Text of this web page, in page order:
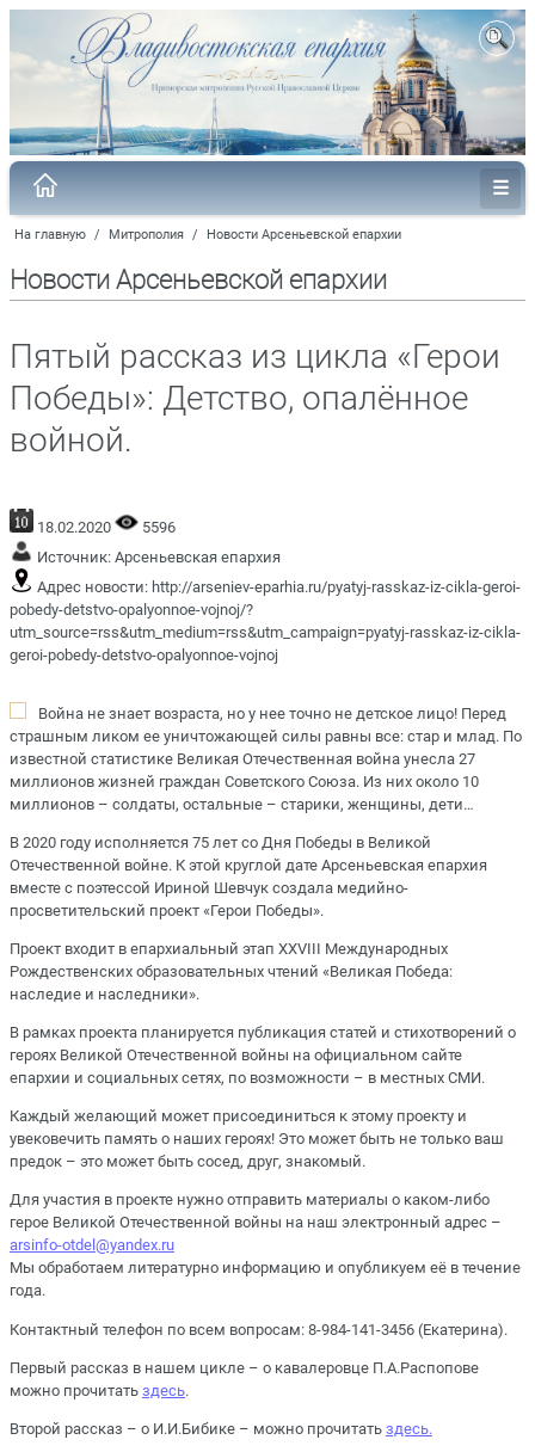
На главную / Митрополия / Новости Арсеньевской епархии
Новости Арсеньевской епархии
Пятый рассказ из цикла «Герои
Победы»: Детство, опалённое
войной.
18.02.2020
5596
Источник: Арсеньевская епархия
Адрес новости: http://arseniev-eparhia.ru/pyatyj-rasskaz-iz-cikla-geroi-
pobedy-detstvo-opalyonnoe-vojnoj/?
utm_source=rss&utm_medium=rss&utm_campaign=pyatyj-rasskaz-iz-cikla-
geroi-pobedy-detstvo-opalyonnoe-vojnoj
Война не знает возраста, но у нее точно не детское лицо! Перед
страшным ликом ее уничтожающей силы равны все: стар и млад. По
известной статистике Великая Отечественная война унесла 27
миллионов жизней граждан Советского Союза. Из них около 10
миллионов – солдаты, остальные – старики, женщины, дети…
В 2020 году исполняется 75 лет со Дня Победы в Великой
Отечественной войне. К этой круглой дате Арсеньевская епархия
вместе с поэтессой Ириной Шевчук создала медийно-
просветительский проект «Герои Победы».
Проект входит в епархиальный этап XXVIII Международных
Рождественских образовательных чтений «Великая Победа:
наследие и наследники».
В рамках проекта планируется публикация статей и стихотворений о
героях Великой Отечественной войны на официальном сайте
епархии и социальных сетях, по возможности – в местных СМИ.
Каждый желающий может присоединиться к этому проекту и
увековечить память о наших героях! Это может быть не только ваш
предок – это может быть сосед, друг, знакомый.
Для участия в проекте нужно отправить материалы о каком-либо
герое Великой Отечественной войны на наш электронный адрес –
arsinfo-otdel@yandex.ru
Мы обработаем литературно информацию и опубликуем её в течение
года.
Контактный телефон по всем вопросам: 8-984-141-3456 (Екатерина).
Первый рассказ в нашем цикле – о кавалеровце П.А.Распопове
можно прочитать здесь.
Второй рассказ – о И.И.Бибике – можно прочитать здесь.